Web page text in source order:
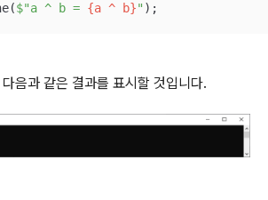
$"a ^ b = {a ^ b}" );
음과 같은 결과를 표시할 것입니다.